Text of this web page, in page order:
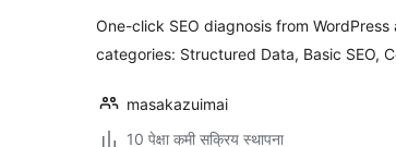
One-click SEO diagnosis from
categories: Structured Data, Basic SEO,
masakazuimai
10 पेक्षा कमी सक्रिय स्थापना